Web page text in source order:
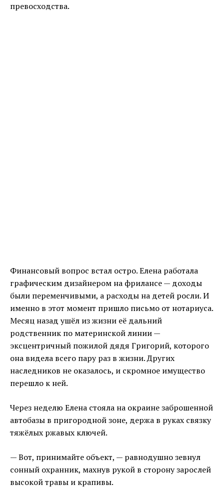
превосходства.
Финансовый вопрос встал остро. Елена работала
графическим дизайнером на фрилансе — доходы
были переменчивыми, а расходы на детей росли. И
именно в этот момент пришло письмо от нотариуса.
Месяц назад ушёл из жизни её дальний
родственник по материнской линии —
эксцентричный пожилой дядя Григорий, которого
она видела всего пару раз в жизни. Других
наследников не оказалось, и скромное имущество
перешло к ней.
Через неделю Елена стояла на окраине заброшенной
автобазы в пригородной зоне, держа в руках связку
тяжёлых ржавых ключей.
— Вот, принимайте объект, — равнодушно зевнул
сонный охранник, махнув рукой в сторону зарослей
высокой травы и крапивы.